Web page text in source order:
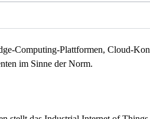
Computing-Plattformen, Cloud-
im Sinne der Norm.